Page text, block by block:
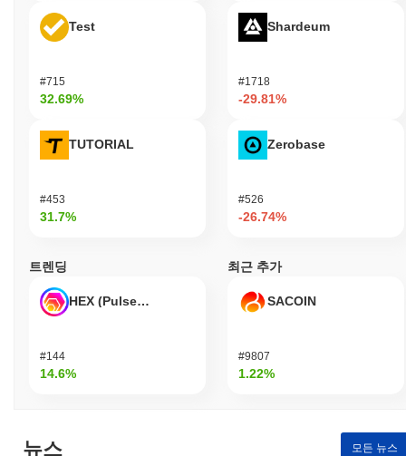
Test
#715
32.69%
TUTORIAL
#453
31.7%
Shardeum
#1718
-29.81%
Zerobase
#526
-26.74%
트렌딩
HEX (Pulsechain)
#144
14.6%
최근 추가
SACOIN
#9807
1.22%
뉴스 모든 뉴스